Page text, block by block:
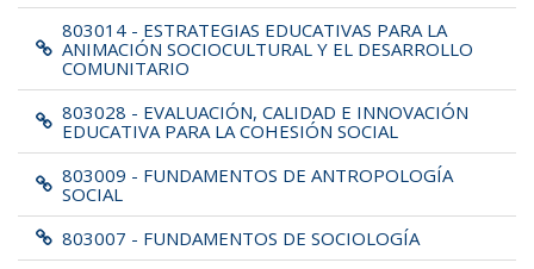
803014 - ESTRATEGIAS EDUCATIVAS PARA LA
ANIMACIÓN SOCIOCULTURAL Y EL DESARROLLO
COMUNITARIO
803028 - EVALUACIÓN, CALIDAD E INNOVACIÓN
EDUCATIVA PARA LA COHESIÓN SOCIAL
803009 - FUNDAMENTOS DE ANTROPOLOGÍA
SOCIAL
803007 - FUNDAMENTOS DE SOCIOLOGÍA